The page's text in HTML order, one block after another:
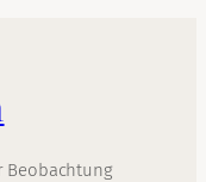
Beobachtung